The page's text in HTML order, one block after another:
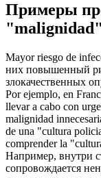
Примеры
"malignidad"
Mayor riesgo de
них повышенный
злокачественных
Por ejemplo, en
llevar a cabo con
malignidad
de una "cultura
comprender la
Например, внутри
сопровождается